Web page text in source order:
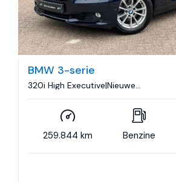
BMW 3-serie
320i High Executive|Nieuwe
259.844 km Benzine